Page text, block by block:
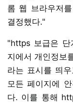
롬 웹 브라우저
결정했다."
"https 보급은 단
지에서 개인정보
라는 표시를 띄
모든 페이지에
다. 이를 통해